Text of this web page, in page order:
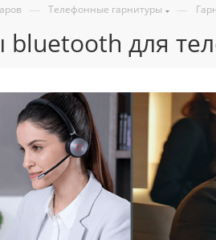
— Телефонные гарнитуры —
bluetooth для